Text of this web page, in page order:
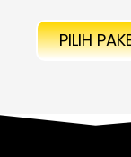
PILIH